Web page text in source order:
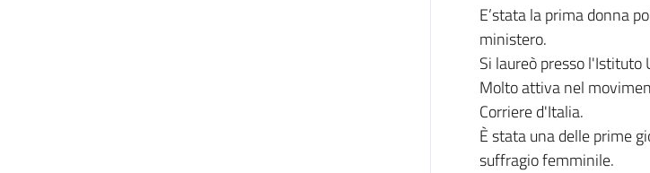
E’stata la prima donna
ministero.
Si laureò presso
Molto attiva nel
Corriere d'Italia.
È stata una delle prime
suffragio femminile.